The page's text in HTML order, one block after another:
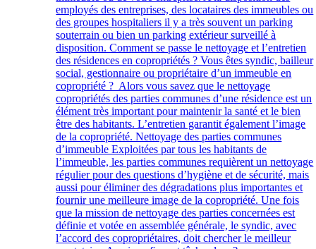
employés des entreprises, des locataires des immeubles ou
des groupes hospitaliers il y a très souvent un parking
souterrain ou bien un parking extérieur surveillé à
disposition. Comment se passe le nettoyage et l’entretien
des résidences en copropriétés ? Vous êtes syndic, bailleur
social, gestionnaire ou propriétaire d’un immeuble en
copropriété ? Alors vous savez que le nettoyage
copropriétés des parties communes d’une résidence est un
élément très important pour maintenir la santé et le bien
être des habitants. L’entretien garantit également l’image
de la copropriété. Nettoyage des parties communes
d’immeuble Exploitées par tous les habitants de
l’immeuble, les parties communes requièrent un nettoyage
régulier pour des questions d’hygiène et de sécurité, mais
aussi pour éliminer des dégradations plus importantes et
fournir une meilleure image de la copropriété. Une fois
que la mission de nettoyage des parties concernées est
définie et votée en assemblée générale, le syndic, avec
l’accord des copropriétaires, doit chercher le meilleur